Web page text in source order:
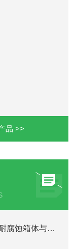
品 >>
复合式盐雾试验箱耐腐蚀箱体与承载结构，适配汽车大件长期测试